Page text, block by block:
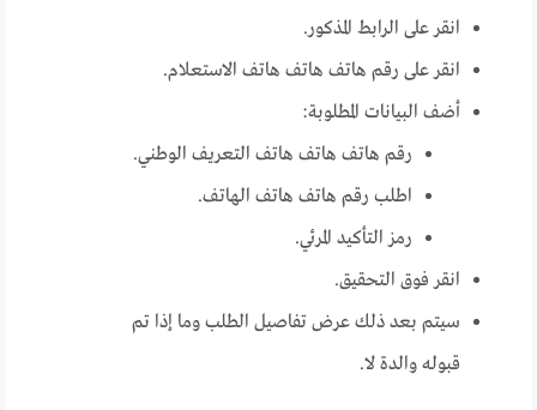
انقر على الرابط المذكور.
انقر على رقم هاتف هاتف هاتف الاستعلام.
أضف البيانات المطلوبة:
رقم هاتف هاتف هاتف التعريف الوطني.
اطلب رقم هاتف هاتف الهاتف.
رمز التأكيد المرئي.
انقر فوق التحقيق.
سيتم بعد ذلك عرض تفاصيل الطلب وما إذا تم
قبوله والدة لا.